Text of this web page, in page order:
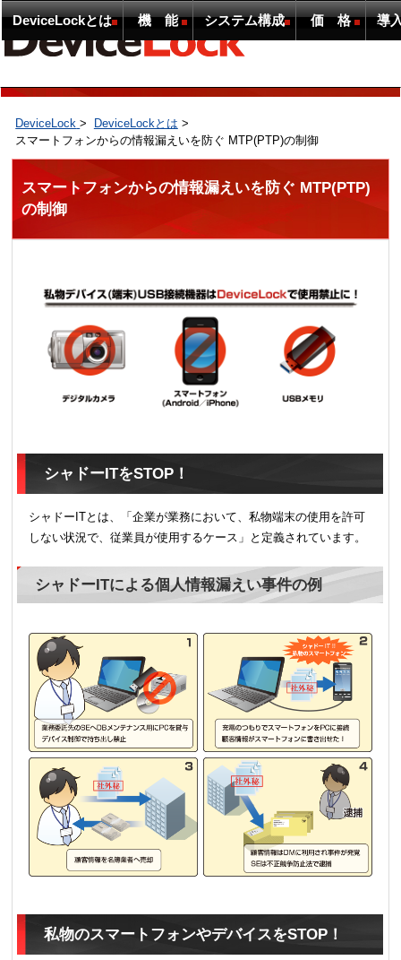
DeviceLockとは 機 能 システム構成 価 格 導
DeviceLock > DeviceLockとは >
スマートフォンからの情報漏えいを防ぐ MTP(PTP)の制御
スマートフォンからの情報漏えいを防ぐ MTP(PTP)
の制御
シャドーITをSTOP！
シャドーITとは、「企業が業務において、私物端末の使用を許可
しない状況で、従業員が使用するケース」と定義されています。
シャドーITによる個人情報漏えい事件の例
私物のスマートフォンやデバイスをSTOP！